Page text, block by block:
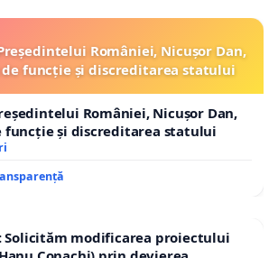
nu au ca scop pescuitul
de acvacultură licențiată în cadrul
activitatea de pescuit recreativ
de contact responsabilă cu
aplicării
propriu;
sunt obligate să dea o declarație
României, Nicușor Dan,
funcție și discreditarea statului
României, Nicușor Dan,
funcție și discreditarea statului
Solicităm modificarea proiectului